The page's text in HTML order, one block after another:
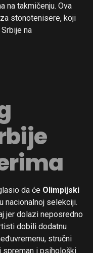
na takmičenju. Ova
stonotenisere, koji
na
da će Olimpijski
nacionalnoj selekciji.
jer dolazi neposredno
dobili dodatnu
stručni
i psihološki